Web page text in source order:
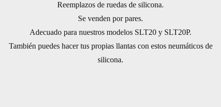
PARA
LLANTAS
SLT20
JSUMO
cantidad
Reemplazos de ruedas de silicona.
Se venden por pares.
Adecuado para nuestros modelos SLT20 y SLT20P.
También puedes hacer tus propias llantas con estos neumáticos de
silicona.